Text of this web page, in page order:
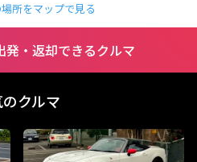
所をマップで見る
発・返却できるクルマ
クルマ